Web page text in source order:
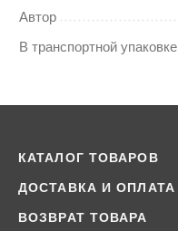
Автор
В транспортной упаковке
КАТАЛОГ ТОВАРОВ
ДОСТАВКА И ОПЛАТА
ВОЗВРАТ ТОВАРА